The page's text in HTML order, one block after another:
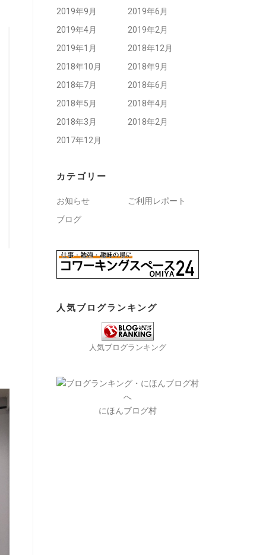
2019年9月
2019年6月
2019年4月
2019年2月
2019年1月
2018年12月
2018年10月
2018年9月
2018年7月
2018年6月
2018年5月
2018年4月
2018年3月
2018年2月
2017年12月
カテゴリー
お知らせ
ご利用レポート
ブログ
人気ブログランキング
人気ブログランキング
にほんブログ村